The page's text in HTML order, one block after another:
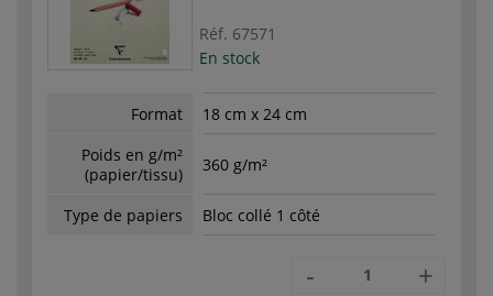
Réf. 67571
En stock
Format
18 cm x 24 cm
Poids en g/m²
(papier/tissu)
360 g/m²
Type de papiers Bloc collé 1 côté
- +